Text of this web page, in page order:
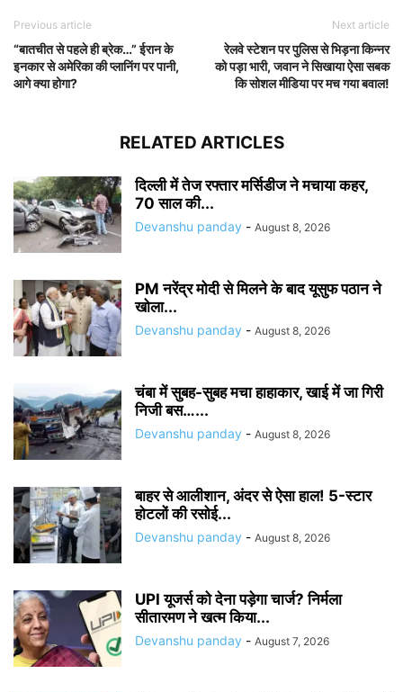
Previous article
“बातचीत से पहले ही ब्रेक…” ईरान के
इनकार से अमेरिका की प्लानिंग पर पानी,
आगे क्या होगा?
Next article
रेलवे स्टेशन पर पुलिस से भिड़ना किन्नर
को पड़ा भारी, जवान ने सिखाया ऐसा सबक
कि सोशल मीडिया पर मच गया बवाल!
RELATED ARTICLES
दिल्ली में तेज रफ्तार मर्सिडीज ने मचाया कहर,
70 साल की...
Devanshu panday - August 8, 2026
PM नरेंद्र मोदी से मिलने के बाद यूसुफ पठान ने
खोला...
Devanshu panday - August 8, 2026
चंबा में सुबह-सुबह मचा हाहाकार, खाई में जा गिरी
निजी बस…...
Devanshu panday - August 8, 2026
बाहर से आलीशान, अंदर से ऐसा हाल! 5-स्टार
होटलों की रसोई...
Devanshu panday - August 8, 2026
UPI यूजर्स को देना पड़ेगा चार्ज? निर्मला
सीतारमण ने खत्म किया...
Devanshu panday - August 7, 2026